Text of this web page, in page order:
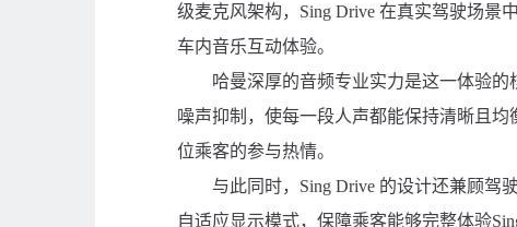
级麦克风架构，Sing Drive 在真实驾驶场景
车内音乐互动体验。
哈曼深厚的音频专业实力是这一体验
噪声抑制，使每一段人声都能保持清晰且
位乘客的参与热情。
与此同时，Sing Drive 的设计还兼顾驾
自适应显示模式，保障乘客能够完整体验